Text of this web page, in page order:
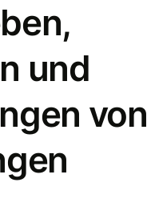
und
von